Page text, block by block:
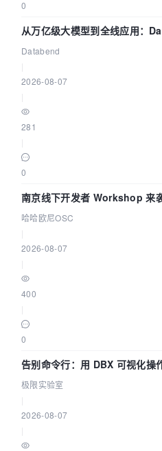
0
从万亿级大模型到全线应用：
Trace 数据管道
Databend
2026-08-07
281
0
南京线下开发者 Workshop 来
哈哈欧尼OSC
2026-08-07
400
0
告别命令行：用 DBX 可视化
极限实验室
2026-08-07